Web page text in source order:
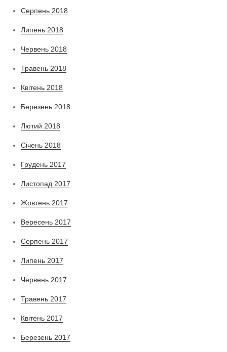
Серпень 2018
Липень 2018
Червень 2018
Травень 2018
Квітень 2018
Березень 2018
Лютий 2018
Січень 2018
Грудень 2017
Листопад 2017
Жовтень 2017
Вересень 2017
Серпень 2017
Липень 2017
Червень 2017
Травень 2017
Квітень 2017
Березень 2017